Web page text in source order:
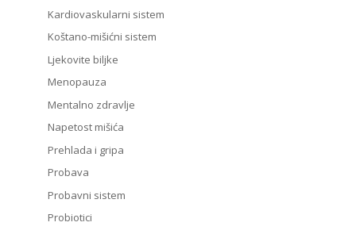
Kardiovaskularni sistem
Koštano-mišićni sistem
Ljekovite biljke
Menopauza
Mentalno zdravlje
Napetost mišića
Prehlada i gripa
Probava
Probavni sistem
Probiotici